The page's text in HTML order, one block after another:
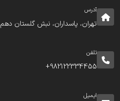
آدرس
تهران، پاسداران، نبش گلستان دهم
تلفن
982122334455+
ایمیل